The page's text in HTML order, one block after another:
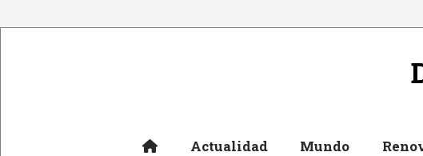
Actualidad Mundo